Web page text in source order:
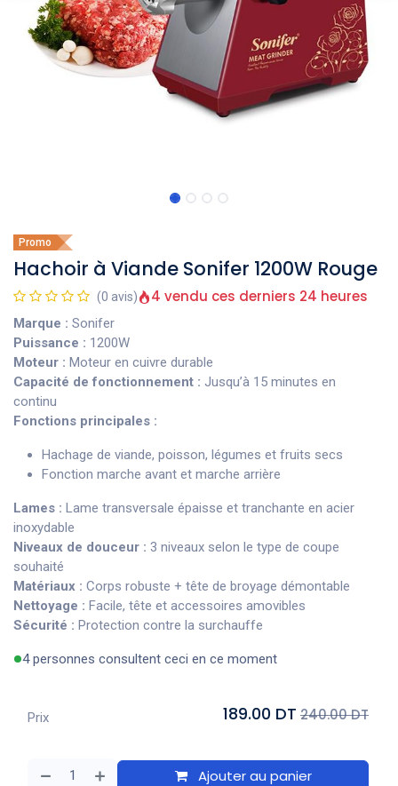
Promo
Hachoir à Viande Sonifer 1200W Rouge
(0 avis) 4 vendu ces derniers 24 heures
Marque : Sonifer
Puissance : 1200W
Moteur : Moteur en cuivre durable
Capacité de fonctionnement : Jusqu’à 15 minutes en
continu
Fonctions principales :
Hachage de viande, poisson, légumes et fruits secs
Fonction marche avant et marche arrière
Lames : Lame transversale épaisse et tranchante en acier
inoxydable
Niveaux de douceur : 3 niveaux selon le type de coupe
souhaité
Matériaux : Corps robuste + tête de broyage démontable
Nettoyage : Facile, tête et accessoires amovibles
Sécurité : Protection contre la surchauffe
4 personnes consultent ceci en ce moment
Ajouter au panier
Prix 189.00 DT 240.00 DT